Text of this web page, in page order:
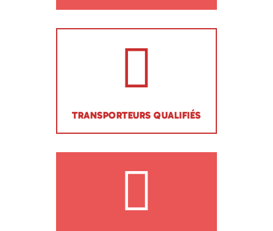
TRANSPORTEURS QUALIFIÉS